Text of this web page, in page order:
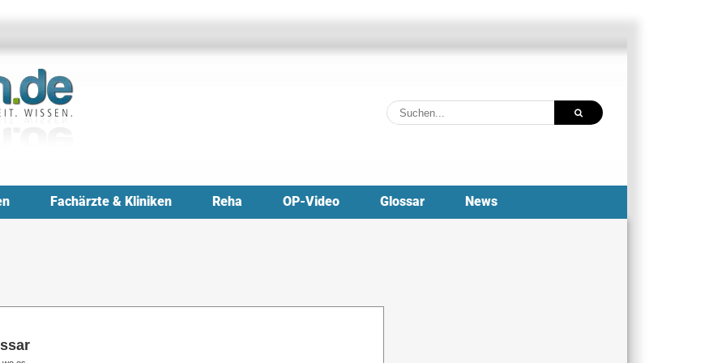
Suche
nach:
Fachärzte & Kliniken Reha OP-Video Glossar News